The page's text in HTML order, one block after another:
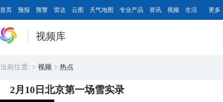
首页 预报 预警 雷达 云图 天气地图 专业产品 资讯 视频 生活 更多
视频库
当前位置: > 视频 > 热点
2月10日北京第一场雪实录